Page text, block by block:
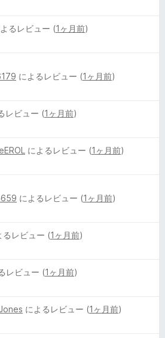
るレビュー (1ヶ月前)
によるレビュー (1ヶ月前)
レビュー (1ヶ月前)
によるレビュー (1ヶ月前)
によるレビュー (1ヶ月前)
るレビュー (1ヶ月前)
レビュー (1ヶ月前)
によるレビュー (1ヶ月前)